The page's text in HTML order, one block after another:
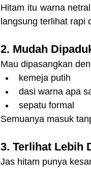
Hitam itu warna
langsung terlihat rapi
2. Mudah
Mau dipasangkan
kemeja putih
dasi warna apa
sepatu formal
Semuanya masuk
3. Terlihat Lebih
Jas hitam punya